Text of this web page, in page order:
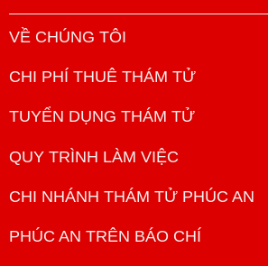
VỀ CHÚNG TÔI
CHI PHÍ THUÊ THÁM TỬ
TUYỂN DỤNG THÁM TỬ
QUY TRÌNH LÀM VIỆC
CHI NHÁNH THÁM TỬ PHÚC AN
PHÚC AN TRÊN BÁO CHÍ